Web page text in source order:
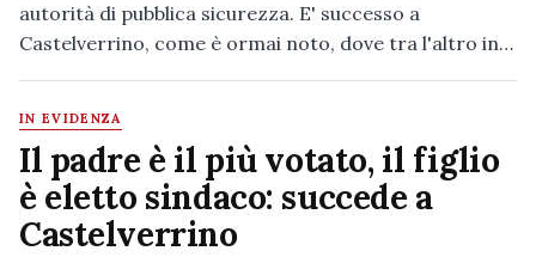
autorità di pubblica sicurezza. E' successo a
Castelverrino, come è ormai noto, dove tra l'altro in…
IN EVIDENZA
Il padre è il più votato, il figlio
è eletto sindaco: succede a
Castelverrino